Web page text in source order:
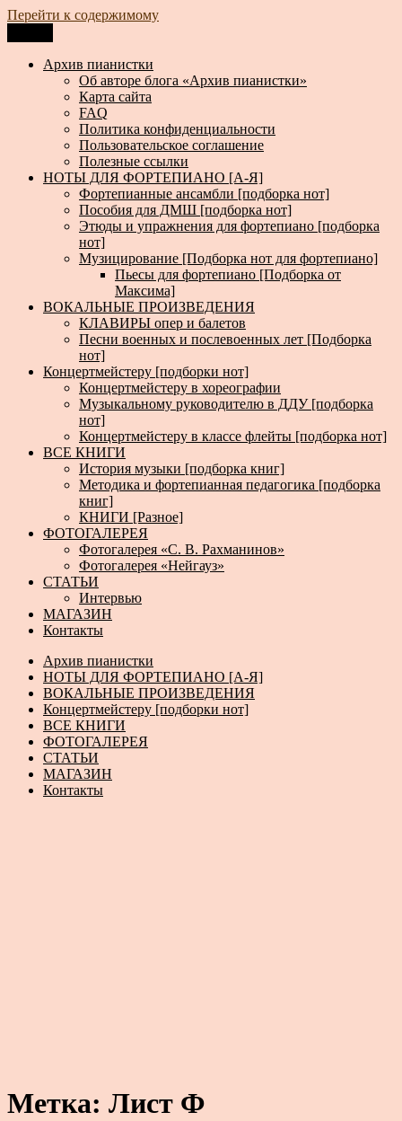
Перейти к содержимому
Архив пианистки
Всё для пианистов: ноты, книги, музыка, статьи…
Архив пианистки
Об авторе блога «Архив пианистки»
Карта сайта
FAQ
Политика конфиденциальности
Пользовательское соглашение
Полезные ссылки
НОТЫ ДЛЯ ФОРТЕПИАНО [А-Я]
Фортепианные ансамбли [подборка нот]
Пособия для ДМШ [подборка нот]
Этюды и упражнения для фортепиано [подборка
нот]
Музицирование [Подборка нот для фортепиано]
Пьесы для фортепиано [Подборка от
Максима]
ВОКАЛЬНЫЕ ПРОИЗВЕДЕНИЯ
КЛАВИРЫ опер и балетов
Песни военных и послевоенных лет [Подборка
нот]
Концертмейстеру [подборки нот]
Концертмейстеру в хореографии
Музыкальному руководителю в ДДУ [подборка
нот]
Концертмейстеру в классе флейты [подборка нот]
ВСЕ КНИГИ
История музыки [подборка книг]
Методика и фортепианная педагогика [подборка
книг]
КНИГИ [Разное]
ФОТОГАЛЕРЕЯ
Фотогалерея «С. В. Рахманинов»
Фотогалерея «Нейгауз»
СТАТЬИ
Интервью
МАГАЗИН
Контакты
Архив пианистки
НОТЫ ДЛЯ ФОРТЕПИАНО [А-Я]
ВОКАЛЬНЫЕ ПРОИЗВЕДЕНИЯ
Концертмейстеру [подборки нот]
ВСЕ КНИГИ
ФОТОГАЛЕРЕЯ
СТАТЬИ
МАГАЗИН
Контакты
Метка: Лист Ф